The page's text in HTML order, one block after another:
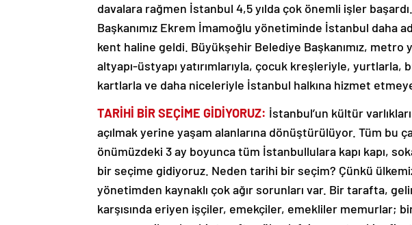
davalara rağmen İstanbul 4,5 yılda çok önemli işler
Başkanımız Ekrem İmamoğlu yönetiminde İstanbul daha
kent haline geldi. Büyükşehir Belediye Başkanımız, metro
altyapı-üstyapı yatırımlarıyla, çocuk kreşleriyle, yurtlarla,
kartlarla ve daha niceleriyle İstanbul halkına hizmet
TARİHİ BİR SEÇİME GİDİYORUZ: İstanbul’un kültür
açılmak yerine yaşam alanlarına dönüştürülüyor. Tüm bu
önümüzdeki 3 ay boyunca tüm İstanbullulara kapı kapı,
bir seçime gidiyoruz. Neden tarihi bir seçim? Çünkü
yönetimden kaynaklı çok ağır sorunları var. Bir tarafta,
karşısında eriyen işçiler, emekçiler, emekliler memurlar;